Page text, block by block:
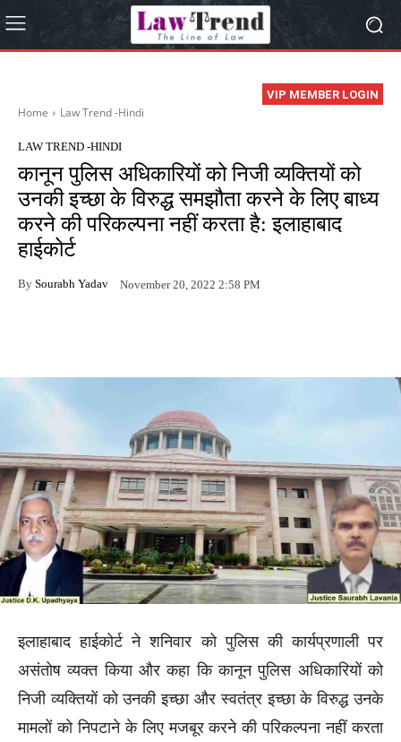
VIP MEMBER LOGIN
Home Law Trend -Hindi
LAW TREND -HINDI
कानून पुलिस अधिकारियों को निजी व्यक्तियों को
उनकी इच्छा के विरुद्ध समझौता करने के लिए बाध्य
करने की परिकल्पना नहीं करता है: इलाहाबाद
हाईकोर्ट
By Sourabh Yadav November 20, 2022 2:58 PM
इलाहाबाद हाईकोर्ट ने शनिवार को पुलिस की कार्यप्रणाली पर
असंतोष व्यक्त किया और कहा कि कानून पुलिस अधिकारियों को
निजी व्यक्तियों को उनकी इच्छा और स्वतंत्र इच्छा के विरुद्ध उनके
मामलों को निपटाने के लिए मजबूर करने की परिकल्पना नहीं करता